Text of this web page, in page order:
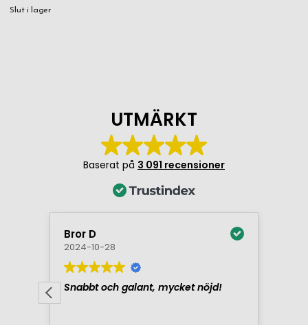
Slut i lager